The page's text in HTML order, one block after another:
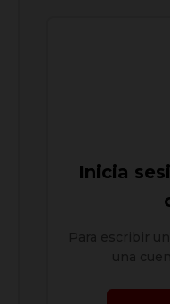
Inicia